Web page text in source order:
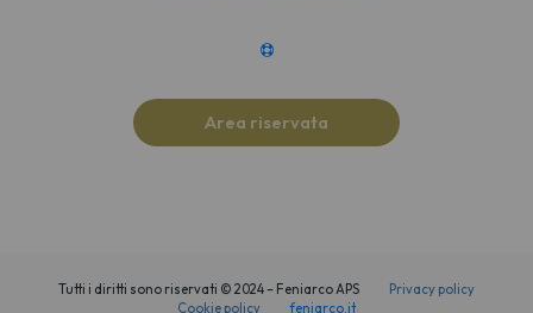
Area riservata
Tutti i diritti sono riservati © 2024 – Feniarco APS
Privacy policy
Cookie policy
feniarco.it